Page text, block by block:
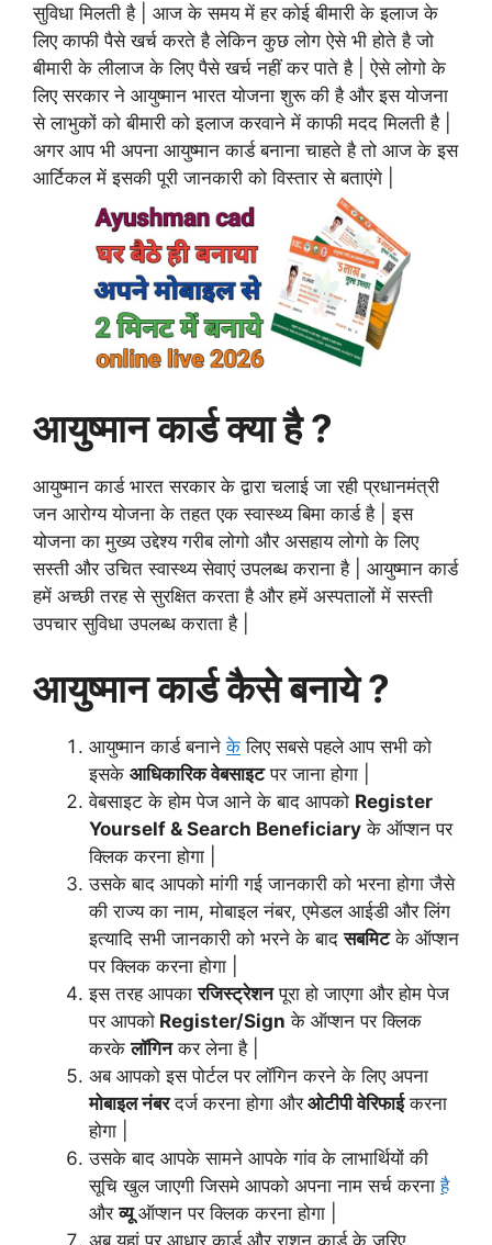
सुविधा मिलती है | आज के समय में हर कोई बीमारी के इलाज के
लिए काफी पैसे खर्च करते है लेकिन कुछ लोग ऐसे भी होते है जो
बीमारी के लीलाज के लिए पैसे खर्च नहीं कर पाते है | ऐसे लोगो के
लिए सरकार ने आयुष्मान भारत योजना शुरू की है और इस योजना
से लाभुकों को बीमारी को इलाज करवाने में काफी मदद मिलती है |
अगर आप भी अपना आयुष्मान कार्ड बनाना चाहते है तो आज के इस
आर्टिकल में इसकी पूरी जानकारी को विस्तार से बताएंगे |
आयुष्मान कार्ड क्या है ?
आयुष्मान कार्ड भारत सरकार के द्वारा चलाई जा रही प्रधानमंत्री
जन आरोग्य योजना के तहत एक स्वास्थ्य बिमा कार्ड है | इस
योजना का मुख्य उद्देश्य गरीब लोगो और असहाय लोगो के लिए
सस्ती और उचित स्वास्थ्य सेवाएं उपलब्ध कराना है | आयुष्मान कार्ड
हमें अच्छी तरह से सुरक्षित करता है और हमें अस्पतालों में सस्ती
उपचार सुविधा उपलब्ध कराता है |
आयुष्मान कार्ड कैसे बनाये ?
आयुष्मान कार्ड बनानेके लिए सबसे पहले आप सभी को
इसके आधिकारिक वेबसाइटपरजाना होगा |
वेबसाइट के होम पेज आने के बाद आपको Register
Yourself & Search Beneficiary के ऑप्शन पर
क्लिक करना होगा |
उसके बाद आपको मांगी गई जानकारी को भरना होगा जैसे
की राज्य का नाम, मोबाइल नंबर, एमेडल आईडी और लिंग
इत्यादि सभी जानकारी को भरने के बादसबमिटके ऑप्शन
पर क्लिक करना होगा |
इस तरह आपकारजिस्ट्रेशनपूरा हो जाएगा और होम पेज
पर आपको Register/Sign के ऑप्शन पर क्लिक
करकेलॉगिनकर लेना है |
अब आपको इस पोर्टल पर लॉगिन करने के लिए अपना
मोबाइल नंबरदर्ज करना होगा औरओटीपी वेरिफाईकरना
होगा |
उसके बाद आपके सामने आपके गांव के लाभार्थियों की
सूचि खुल जाएगी जिसमे आपको अपना नाम सर्च करनाहै
औरव्यूऑप्शन पर क्लिक करना होगा |